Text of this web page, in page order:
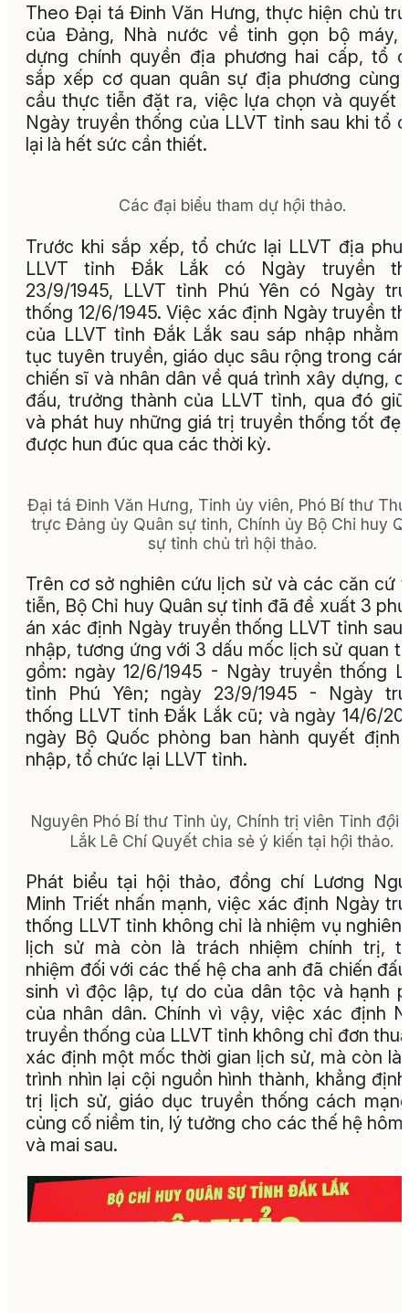
Theo Đại tá Đinh Văn Hưng, thực hiện chủ
của Đảng, Nhà nước về tinh gọn bộ máy,
dựng chính quyền địa phương hai cấp, tổ
sắp xếp cơ quan quân sự địa phương cùng
cầu thực tiễn đặt ra, việc lựa chọn và quyết
Ngày truyền thống của LLVT tỉnh sau khi tổ
lại là hết sức cần thiết.
Các đại biểu tham dự hội thảo.
Trước khi sắp xếp, tổ chức lại LLVT địa
LLVT tỉnh Đắk Lắk có Ngày truyền
23/9/1945, LLVT tỉnh Phú Yên có Ngày
thống 12/6/1945. Việc xác định Ngày truyền
của LLVT tỉnh Đắk Lắk sau sáp nhập nhằm
tục tuyên truyền, giáo dục sâu rộng trong
chiến sĩ và nhân dân về quá trình xây dựng,
đấu, trưởng thành của LLVT tỉnh, qua đó
và phát huy những giá trị truyền thống tốt
được hun đúc qua các thời kỳ.
Đại tá Đinh Văn Hưng, Tỉnh ủy viên, Phó Bí thư
trực Đảng ủy Quân sự tỉnh, Chính ủy Bộ Chỉ huy
sự tỉnh chủ trì hội thảo.
Trên cơ sở nghiên cứu lịch sử và các căn cứ
tiễn, Bộ Chỉ huy Quân sự tỉnh đã đề xuất 3
án xác định Ngày truyền thống LLVT tỉnh sau
nhập, tương ứng với 3 dấu mốc lịch sử quan
gồm: ngày 12/6/1945 - Ngày truyền thống
tỉnh Phú Yên; ngày 23/9/1945 - Ngày
thống LLVT tỉnh Đắk Lắk cũ; và ngày 14/6/
ngày Bộ Quốc phòng ban hành quyết định
nhập, tổ chức lại LLVT tỉnh.
Nguyên Phó Bí thư Tỉnh ủy, Chính trị viên Tỉnh đội
Lắk Lê Chí Quyết chia sẻ ý kiến tại hội thảo.
Phát biểu tại hội thảo, đồng chí Lương
Minh Triết nhấn mạnh, việc xác định Ngày
thống LLVT tỉnh không chỉ là nhiệm vụ nghiên
lịch sử mà còn là trách nhiệm chính trị,
nhiệm đối với các thế hệ cha anh đã chiến
sinh vì độc lập, tự do của dân tộc và hạnh
của nhân dân. Chính vì vậy, việc xác định
truyền thống của LLVT tỉnh không chỉ đơn
xác định một mốc thời gian lịch sử, mà còn là
trình nhìn lại cội nguồn hình thành, khẳng
trị lịch sử, giáo dục truyền thống cách
củng cố niềm tin, lý tưởng cho các thế hệ hôm
và mai sau.